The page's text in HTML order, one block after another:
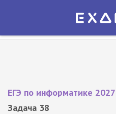
Экзамер — ЕГЭ 2027
ЕГЭ по информатике 2027
Задача 38